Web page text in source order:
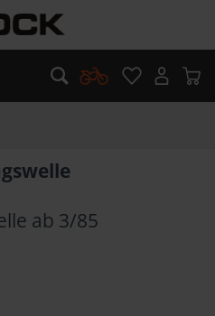
ab 3/85